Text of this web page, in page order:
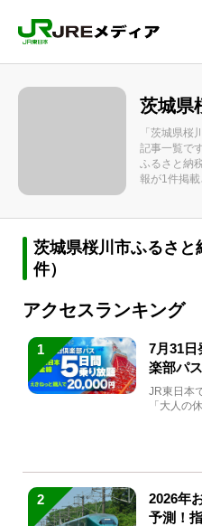
茨城県
「茨城県桜
記事一覧で
ふるさと納
報が1件掲載
茨城県桜川市ふるさと
件）
アクセスランキング
1
7月31日
楽部パ
JR東日本
「大人の
2
2026年
予測！